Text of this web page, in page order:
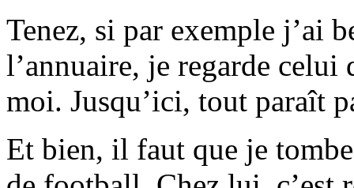
Tenez, si par exemple j’ai
l’annuaire, je regarde celui
moi. Jusqu’ici, tout paraît
Et bien, il faut que je